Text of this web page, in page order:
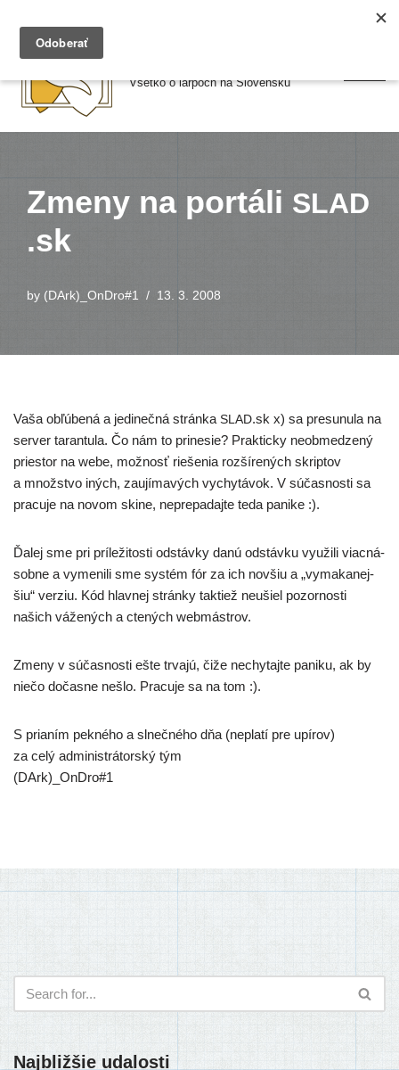
Preskočiť
Všetko o larpoch na Slovensku
Zmeny na portáli SLAD​
.sk
by (DArk)_OnDro#1 13. 3. 2008
Vaša obľú­be­ná a jedi­neč­ná strán­ka SLAD​.sk x) sa pre­su­nu­la na
ser­ver taran­tu­la. Čo nám to pri­ne­sie? Prakticky neob­me­dze­ný
pries­tor na webe, mož­nosť rie­še­nia roz­ší­re­ných skrip­tov
a množ­stvo iných, zau­jí­ma­vých vychy­tá­vok. V súčas­nos­ti sa
pra­cu­je na novom ski­ne, nepre­pa­daj­te teda panike :).
Ďalej sme pri prí­le­ži­tos­ti odstáv­ky danú odstáv­ku využi­li viac­ná­
sob­ne a vyme­ni­li sme sys­tém fór za ich nov­šiu a „vyma­ka­nej­
šiu“ ver­ziu. Kód hlav­nej strán­ky tak­tiež neušiel pozor­nos­ti
našich váže­ných a cte­ných webmástrov.
Zmeny v súčas­nos­ti ešte trva­jú, čiže nechy­taj­te pani­ku, ak by
nie­čo dočas­ne nešlo. Pracuje sa na tom :).
S pria­ním pek­né­ho a slneč­né­ho dňa (nepla­tí pre upírov)
za celý admi­nis­trá­tor­ský tým
(DArk)_OnDro#1
Najbližšie udalosti